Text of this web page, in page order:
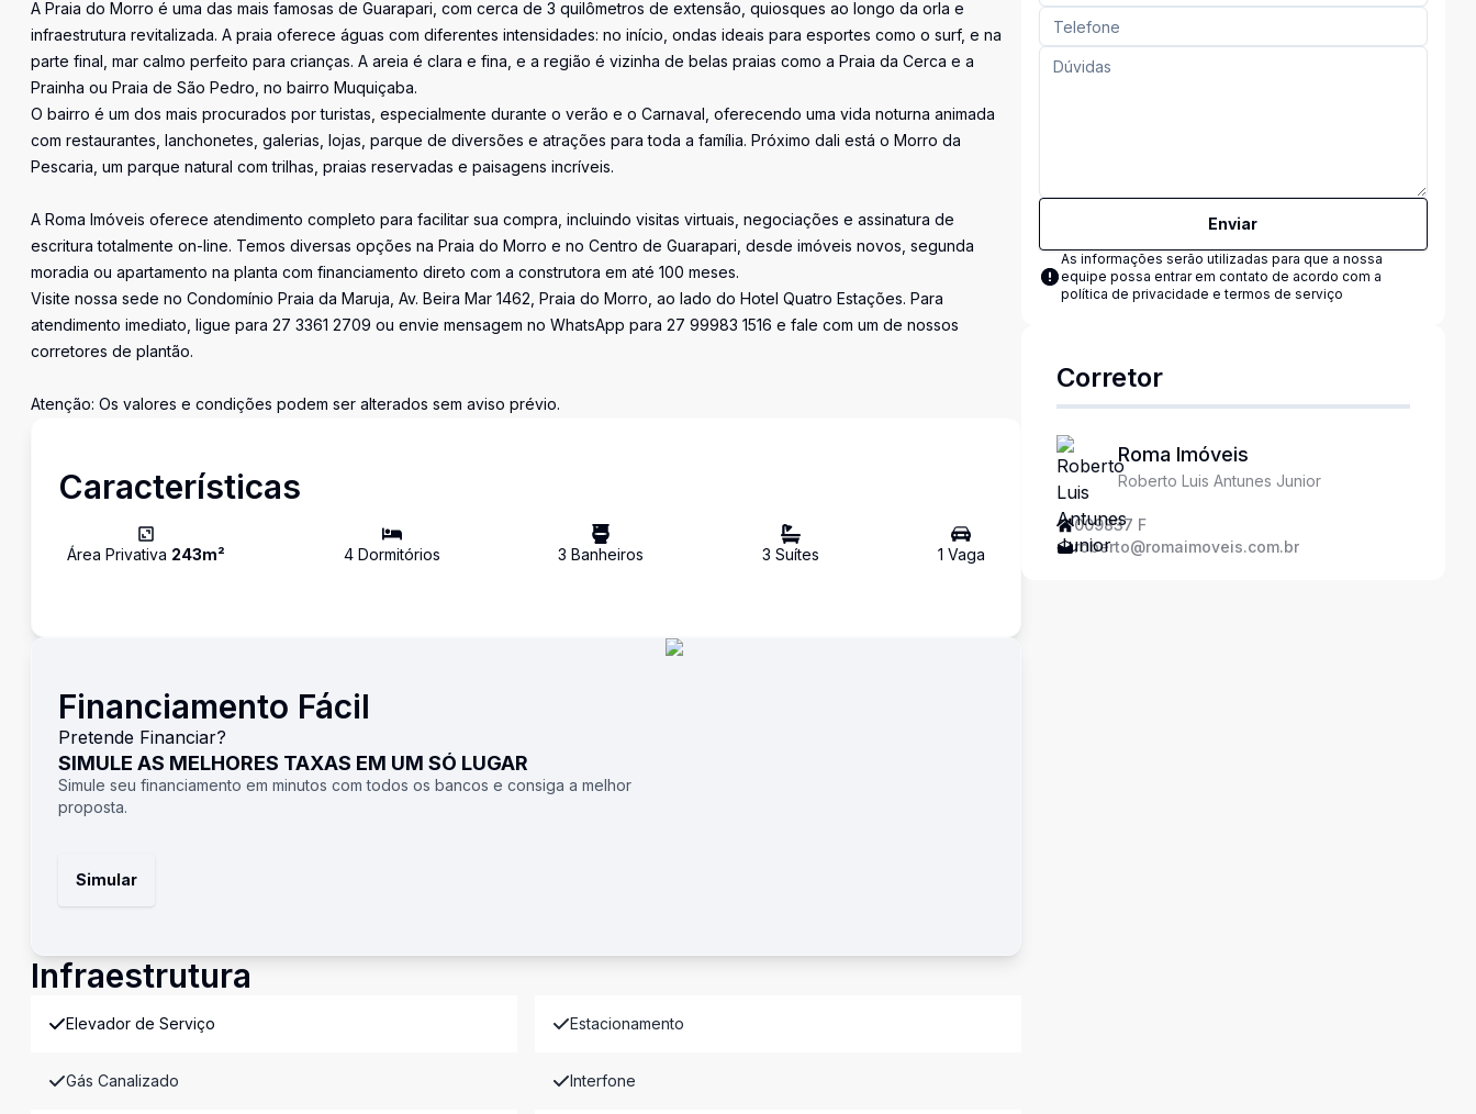
A Praia do Morro é uma das mais famosas de Guarapari, com cerca de 3 quilômetros de extensão, quiosques ao longo da orla e
infraestrutura revitalizada. A praia oferece águas com diferentes intensidades: no início, ondas ideais para esportes como o surf, e na
parte final, mar calmo perfeito para crianças. A areia é clara e fina, e a região é vizinha de belas praias como a Praia da Cerca e a
Prainha ou Praia de São Pedro, no bairro Muquiçaba.
O bairro é um dos mais procurados por turistas, especialmente durante o verão e o Carnaval, oferecendo uma vida noturna animada
com restaurantes, lanchonetes, galerias, lojas, parque de diversões e atrações para toda a família. Próximo dali está o Morro da
Pescaria, um parque natural com trilhas, praias reservadas e paisagens incríveis.
A Roma Imóveis oferece atendimento completo para facilitar sua compra, incluindo visitas virtuais, negociações e assinatura de
escritura totalmente on-line. Temos diversas opções na Praia do Morro e no Centro de Guarapari, desde imóveis novos, segunda
moradia ou apartamento na planta com financiamento direto com a construtora em até 100 meses.
Visite nossa sede no Condomínio Praia da Maruja, Av. Beira Mar 1462, Praia do Morro, ao lado do Hotel Quatro Estações. Para
atendimento imediato, ligue para 27 3361 2709 ou envie mensagem no WhatsApp para 27 99983 1516 e fale com um de nossos
corretores de plantão.
Atenção: Os valores e condições podem ser alterados sem aviso prévio.
Características
Área Privativa 243m² 4Dormitórios 3 Banheiros 3 Suítes 1 Vaga
Financiamento Fácil
Pretende Financiar?
SIMULE AS MELHORES TAXAS EM UM SÓ LUGAR
Simule seu financiamento em minutos com todos os bancos e consiga a melhor
proposta.
Simular
Infraestrutura
Elevador de Serviço Estacionamento
Gás Canalizado Interfone
Enviar
As informações serão utilizadas para que a nossa
equipe possa entrar em contato de acordo com a
política de privacidade e termos de serviço
Corretor
Roma Imóveis
Roberto Luis Antunes Junior
009837 F
roberto@romaimoveis.com.br